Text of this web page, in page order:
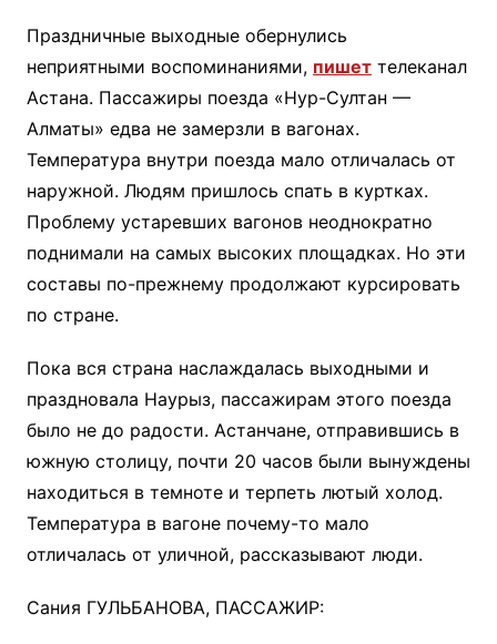
Праздничные выходные обернулись
неприятными воспоминаниями, пишеттелеканал
Астана. Пассажиры поезда «Нур-Султан —
Алматы» едва не замерзли в вагонах.
Температура внутри поезда мало отличалась от
наружной. Людям пришлось спать в куртках.
Проблему устаревших вагонов неоднократно
поднимали на самых высоких площадках. Но эти
составы по-прежнему продолжают курсировать
по стране.
Пока вся страна наслаждалась выходными и
праздновала Наурыз, пассажирам этого поезда
было не до радости. Астанчане, отправившись в
южную столицу, почти 20 часов были вынуждены
находиться в темноте и терпеть лютый холод.
Температура в вагоне почему-то мало
отличалась от уличной, рассказывают люди.
Сания ГУЛЬБАНОВА, ПАССАЖИР: